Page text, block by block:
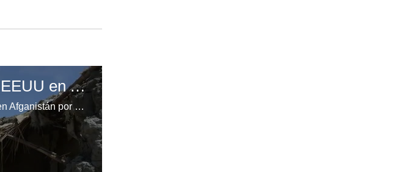
Más de 90 muertos por megabomba de EEUU en Afganistán
Al menos 92 combatientes del grupo Estado Islámico murieron en Afganistán por el lanzamiento de la bomba no nuclear más potente de Estados Unidos, mientras las fuerzas afganas proseguían sus operaciones contra los yihadistas.